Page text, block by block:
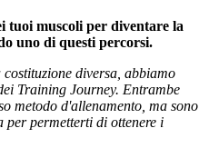
tuoi muscoli per diventare la
uno di questi percorsi.
diversa, abbiamo
Training Journey. Entrambe
metodo d'allenamento, ma sono
permetterti di ottenere i